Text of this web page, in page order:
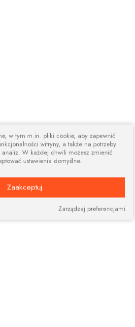
w tym m.in. pliki cookie, aby zapewnić
witryny, a także na potrzeby
W każdej chwili możesz zmienić
ustawienia domyślne.
Zaakceptuj
Zarządzaj preferencjami